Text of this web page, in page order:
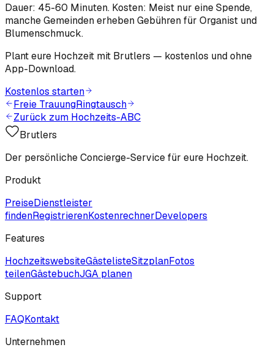
Dauer: 45-60 Minuten. Kosten: Meist nur eine Spende,
manche Gemeinden erheben Gebühren für Organist und
Blumenschmuck.
Plant eure Hochzeit mit Brutlers — kostenlos und ohne
App-Download.
Kostenlos starten
Freie TrauungRingtausch
Zurück zum Hochzeits-ABC
Brutlers
Der persönliche Concierge-Service für eure Hochzeit.
Produkt
PreiseDienstleister
findenRegistrierenKostenrechnerDevelopers
Features
HochzeitswebsiteGästelisteSitzplanFotos
teilenGästebuchJGA planen
Support
FAQKontakt
Unternehmen